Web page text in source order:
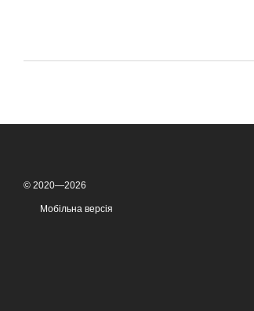
© 2020—2026
Мобільна версія